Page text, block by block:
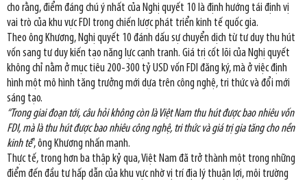
cho rằng, điểm đáng chú ý nhất của Nghị quyết 10 là định hướng tái định vị
vai trò của khu vực FDI trong chiến lược phát triển kinh tế quốc gia.
Theo ông Khương, Nghị quyết 10 đánh dấu sự chuyển dịch từ tư duy thu hút
vốn sang tư duy kiến tạo năng lực cạnh tranh. Giá trị cốt lõi của Nghị quyết
không chỉ nằm ở mục tiêu 200-300 tỷ USD vốn FDI đăng ký, mà ở việc định
hình một mô hình tăng trưởng mới dựa trên công nghệ, tri thức và đổi mới
sáng tạo.
“Trong giai đoạn tới, câu hỏi không còn là Việt Nam thu hút được bao nhiêu vốn
FDI, mà là thu hút được bao nhiêu công nghệ, tri thức và giá trị gia tăng cho nền
kinh tế”, ông Khương nhấn mạnh.
Thực tế, trong hơn ba thập kỷ qua, Việt Nam đã trở thành một trong những
điểm đến đầu tư hấp dẫn của khu vực nhờ vị trí địa lý thuận lợi, môi trường